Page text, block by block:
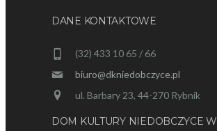
DANE KONTAKTOWE
(32) 433 10 65 / 66
biuro@dkniedobczyce.pl
ul. Barbary 23, 44-270 Rybnik
DOM KULTURY NIEDOBCZYCE W